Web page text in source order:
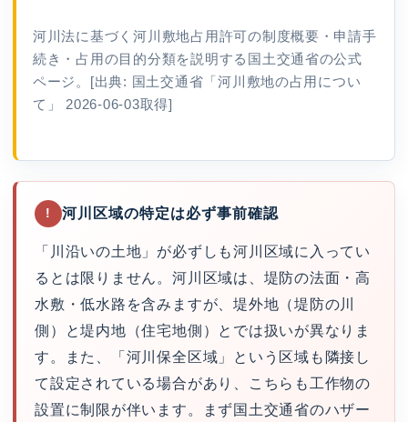
河川法に基づく河川敷地占用許可の制度概要・申請手
続き・占用の目的分類を説明する国土交通省の公式
ページ。[出典: 国土交通省「河川敷地の占用につい
て」 2026-06-03取得]
! 河川区域の特定は必ず事前確認
「川沿いの土地」が必ずしも河川区域に入ってい
るとは限りません。河川区域は、堤防の法面・高
水敷・低水路を含みますが、堤外地（堤防の川
側）と堤内地（住宅地側）とでは扱いが異なりま
す。また、「河川保全区域」という区域も隣接し
て設定されている場合があり、こちらも工作物の
設置に制限が伴います。まず国土交通省のハザー